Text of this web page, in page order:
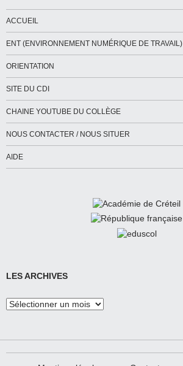
ACCUEIL
ENT (ENVIRONNEMENT NUMÉRIQUE DE TRAVAIL)
ORIENTATION
SITE DU CDI
CHAINE YOUTUBE DU COLLÈGE
NOUS CONTACTER / NOUS SITUER
AIDE
LES ARCHIVES
Les